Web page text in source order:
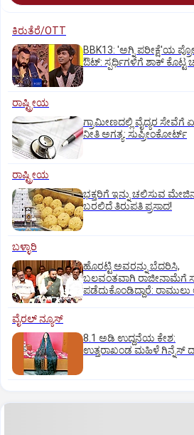
ಕಿರುತೆರೆ/OTT
BBK13: 'ಅಗ್ನಿ ಪರೀಕ್ಷೆ'ಯ
ಔಟ್: ಸ್ಪರ್ಧಿಗಳಿಗೆ ಶಾಕ್ ಕೊಟ್ಟ
ರಾಷ್ಟ್ರೀಯ
ಗ್ರಾಮೀಣದಲ್ಲಿ ವೈದ್ಯರ ಸೇವೆಗೆ
ನೀತಿ ಅಗತ್ಯ: ಸುಪ್ರೀಂಕೋರ್ಟ್‌
ರಾಷ್ಟ್ರೀಯ
ಭಕ್ತರಿಗೆ ಇನ್ನು ಚಲಿಸುವ
ಬರಲಿದೆ ತಿರುಪತಿ ಪ್ರಸಾದ!
ಬಳ್ಳಾರಿ
ಹೊರಟ್ಟಿ ಅವರನ್ನು ಬೆದರಿಸಿ,
ಬಲವಂತವಾಗಿ ರಾಜೀನಾಮೆಗೆ
ಪಡೆದುಕೊಂಡಿದ್ದಾರೆ:
ವೈರಲ್ ನ್ಯೂಸ್
8.1 ಅಡಿ ಉದ್ದನೆಯ ಕೇಶ:
ಉತ್ತರಾಖಂಡ ಮಹಿಳೆ ಗಿನ್ನೆಸ್‌